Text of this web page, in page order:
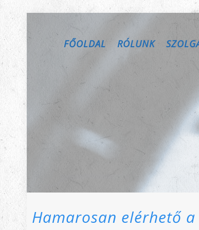
FŐOLDAL RÓLUNK
Hamarosan elérhető